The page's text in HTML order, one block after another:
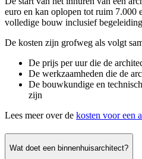
euro en kan oplopen tot ruim 7.000
volledige bouw inclusief
De kosten zijn grofweg als volgt
De prijs per uur die de
De werkzaamheden die de
De bouwkundige en
zijn
Lees meer over de kosten voor een
Wat doet een binnenhuisarchitect?